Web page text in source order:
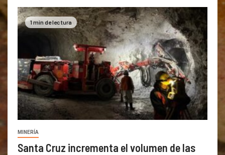
1 min de lectura
MINERÍA
Santa Cruz incrementa el volumen de las